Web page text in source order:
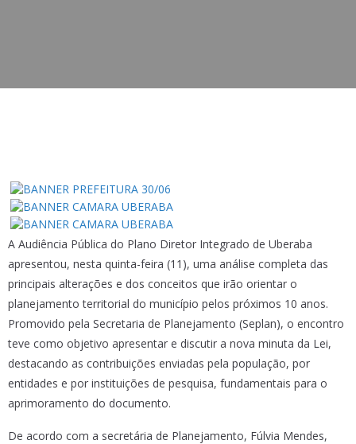
A Audiência Pública do Plano Diretor Integrado de Uberaba
apresentou, nesta quinta-feira (11), uma análise completa das
principais alterações e dos conceitos que irão orientar o
planejamento territorial do município pelos próximos 10 anos.
Promovido pela Secretaria de Planejamento (Seplan), o encontro
teve como objetivo apresentar e discutir a nova minuta da Lei,
destacando as contribuições enviadas pela população, por
entidades e por instituições de pesquisa, fundamentais para o
aprimoramento do documento.
De acordo com a secretária de Planejamento, Fúlvia Mendes,